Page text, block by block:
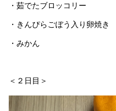
・茹でたブロッコリー
・きんぴらごぼう入り卵焼き
・みかん
＜２日目＞